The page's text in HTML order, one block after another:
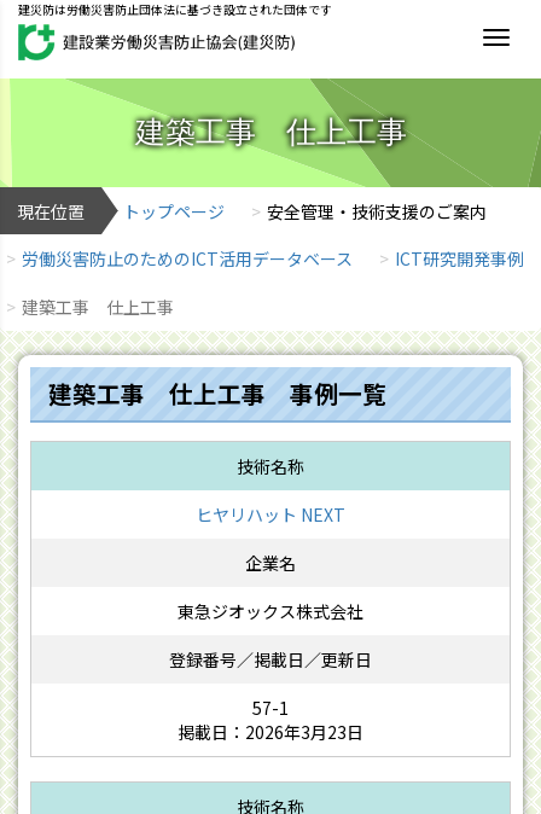
建災防は労働災害防止団体法に基づき設立された団体です
建築工事 仕上工事
現在位置 トップページ
安全管理・技術支援のご案内
労働災害防止のためのICT活用データベース
ICT研究開発事例
建築工事 仕上工事
建築工事 仕上工事 事例一覧
ヒヤリハット NEXT
東急ジオックス株式会社
57-1
掲載日：2026年3月23日